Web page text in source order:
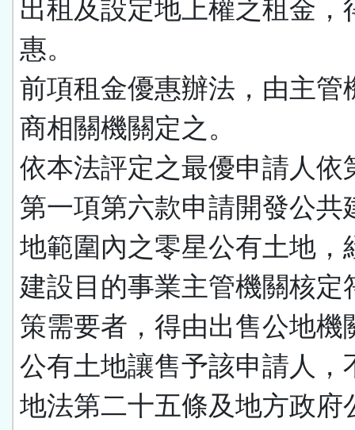
出租及設定地上權之租金，
惠。
前項租金優惠辦法，由主管
商相關機關定之。
依本法評定之最優申請人依
第一項第六款申請開發公共
地範圍內之零星公有土地，
建設目的事業主管機關核定
策需要者，得由出售公地機
公有土地讓售予該申請人，
地法第二十五條及地方政府